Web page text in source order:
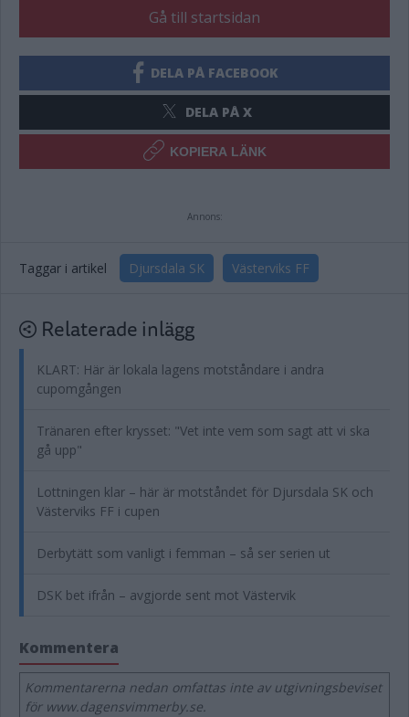
Gå till startsidan
DELA PÅ FACEBOOK
DELA PÅ X
KOPIERA LÄNK
Annons:
Taggar i artikel Djursdala SK Västerviks FF
Relaterade inlägg
KLART: Här är lokala lagens motståndare i andra
cupomgången
Tränaren efter krysset: "Vet inte vem som sagt att vi ska
gå upp"
Lottningen klar – här är motståndet för Djursdala SK och
Västerviks FF i cupen
Derbytätt som vanligt i femman – så ser serien ut
DSK bet ifrån – avgjorde sent mot Västervik
Kommentera
Kommentarerna nedan omfattas inte av utgivningsbeviset
för www.dagensvimmerby.se.